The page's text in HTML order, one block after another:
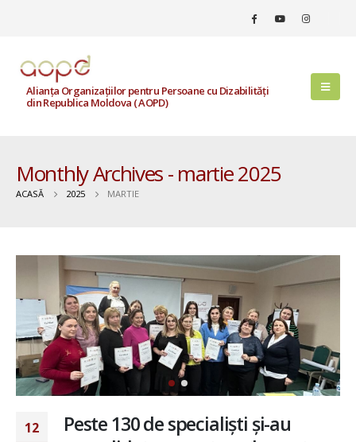
Alianța Organizațiilor pentru Persoane cu Dizabilități
din Republica Moldova ( AOPD)
Monthly Archives - martie 2025
ACASĂ 2025 MARTIE
12
Peste 130 de specialiști și-au